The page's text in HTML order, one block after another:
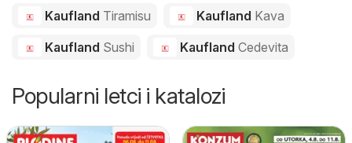
Kaufland Tiramisu Kaufland Kava
Kaufland Sushi Kaufland Cedevita
Popularni letci i katalozi